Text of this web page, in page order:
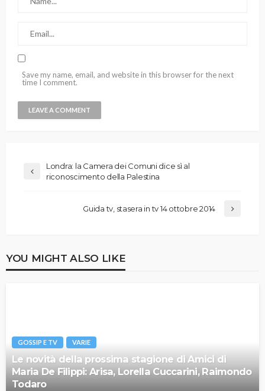
Save my name, email, and website in this browser for the next
time I comment.
Londra: la Camera dei Comuni dice sì al
riconoscimento della Palestina
Guida tv, stasera in tv 14 ottobre 2014
YOU MIGHT ALSO LIKE
GOSSIP E TV VARIE
Le novità della prossima stagione di Amici di
Maria De Filippi: Arisa, Lorella Cuccarini, Raimondo
Todaro